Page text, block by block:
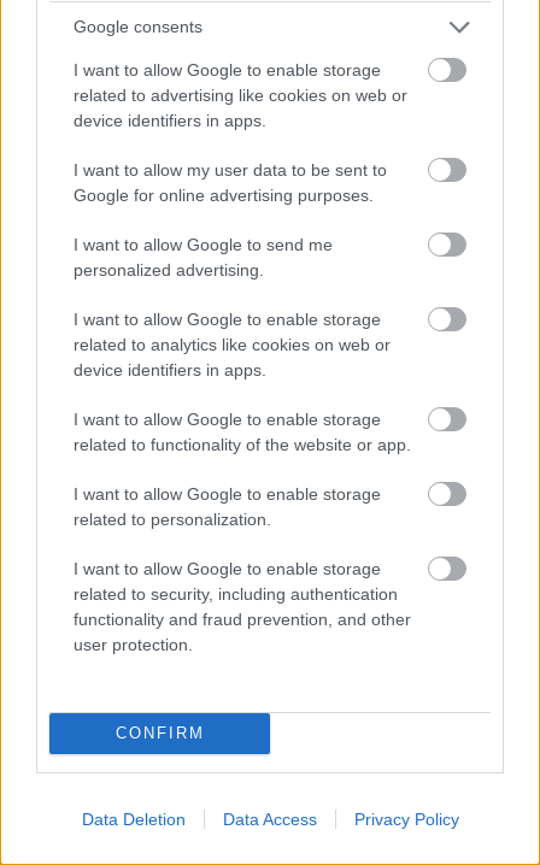
Google consents
I want to allow Google to enable storage
related to advertising like cookies on web or
device identifiers in apps.
I want to allow my user data to be sent to
Google for online advertising purposes.
I want to allow Google to send me
personalized advertising.
I want to allow Google to enable storage
related to analytics like cookies on web or
device identifiers in apps.
I want to allow Google to enable storage
related to functionality of the website or app.
I want to allow Google to enable storage
related to personalization.
I want to allow Google to enable storage
related to security, including authentication
functionality and fraud prevention, and other
user protection.
CONFIRM
Data Deletion Data Access Privacy Policy
Zdieľať článok
Pozrite si viac
Kedysi boli veľkým trendom, dnes sa im
obývačku zastaralou